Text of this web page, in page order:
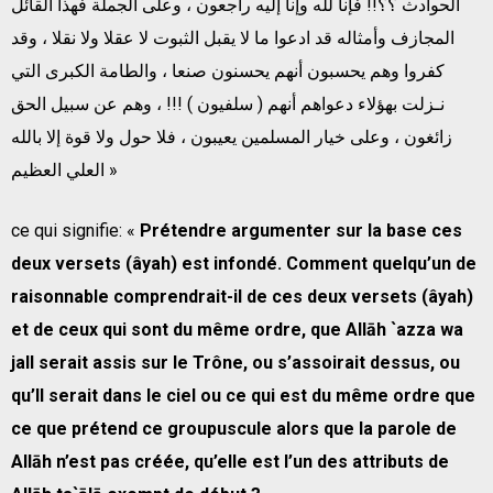
الحوادث ؟؟!! فإنا لله وإنا إليه راجعون ، وعلى الجملة فهذا القائل
المجازف وأمثاله قد ادعوا ما لا يقبل الثبوت لا عقلا ولا نقلا ، وقد
كفروا وهم يحسبون أنهم يحسنون صنعا ، والطامة الكبرى التي
نـزلت بهؤلاء دعواهم أنهم ( سلفيون ) !!! ، وهم عن سبيل الحق
زائغون ، وعلى خيار المسلمين يعيبون ، فلا حول ولا قوة إلا بالله
العلي العظيم »
ce qui signifie: « Prétendre argumenter sur la base ces
deux versets (âyah) est infondé. Comment quelqu’un de
raisonnable comprendrait-il de ces deux versets (âyah)
et de ceux qui sont du même ordre, que Allāh `azza wa
jall serait assis sur le Trône, ou s’assoirait dessus, ou
qu’Il serait dans le ciel ou ce qui est du même ordre que
ce que prétend ce groupuscule alors que la parole de
Allāh n’est pas créée, qu’elle est l’un des attributs de